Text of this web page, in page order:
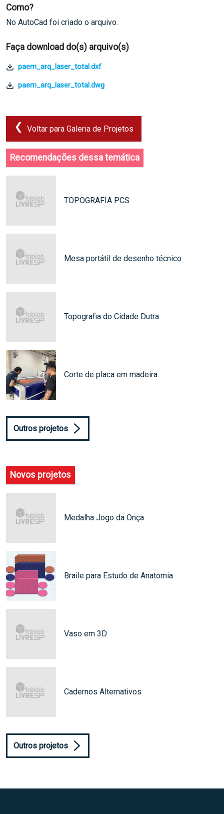
Como?
No AutoCad foi criado o arquivo.
Faça download do(s) arquivo(s)
paem_arq_laser_total.dxf
paem_arq_laser_total.dwg
Voltar para Galeria de Projetos
Recomendações dessa temática
TOPOGRAFIA PCS
Mesa portátil de desenho técnico
Topografia do Cidade Dutra
Corte de placa em madeira
Outros projetos
Novos projetos
Medalha Jogo da Onça
Braile para Estudo de Anatomia
Vaso em 3D
Cadernos Alternativos
Outros projetos